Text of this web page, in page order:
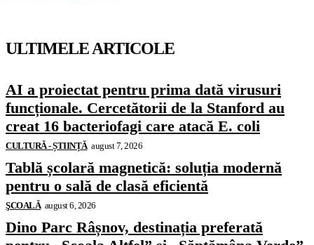
ULTIMELE ARTICOLE
AI a proiectat pentru prima dată virusuri
funcționale. Cercetătorii de la Stanford au
creat 16 bacteriofagi care atacă E. coli
CULTURĂ - ȘTIINȚĂ august 7, 2026
Tablă școlară magnetică: soluția modernă
pentru o sală de clasă eficientă
ŞCOALĂ august 6, 2026
Dino Parc Râșnov, destinația preferată